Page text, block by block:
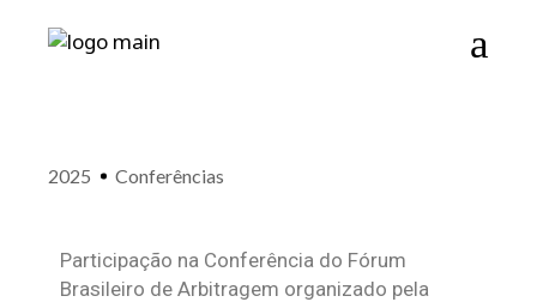
2025 Conferências
Participação na Conferência do Fórum
Brasileiro de Arbitragem organizado pela